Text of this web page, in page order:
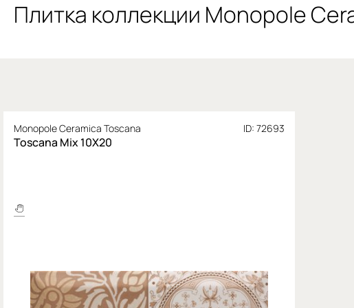
Плитка коллекции Monopole
Monopole Ceramica Toscana ID: 72693
Toscana Mix 10X20